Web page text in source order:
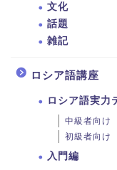
文化
話題
雑記
ロシア語講座
ロシア語実力
中級者向け
初級者向け
入門編